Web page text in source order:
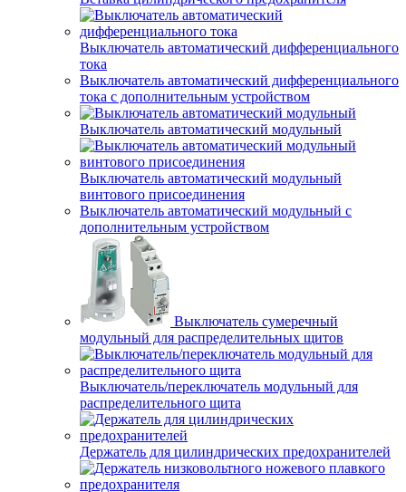
Выключатель автоматический дифференциального
тока
Выключатель автоматический дифференциального
тока с дополнительным устройством
Выключатель автоматический модульный
Выключатель автоматический модульный
винтового присоединения
Выключатель автоматический модульный с
дополнительным устройством
Выключатель сумеречный
модульный для распределительных щитов
Выключатель/переключатель модульный для
распределительного щита
Держатель для цилиндрических предохранителей